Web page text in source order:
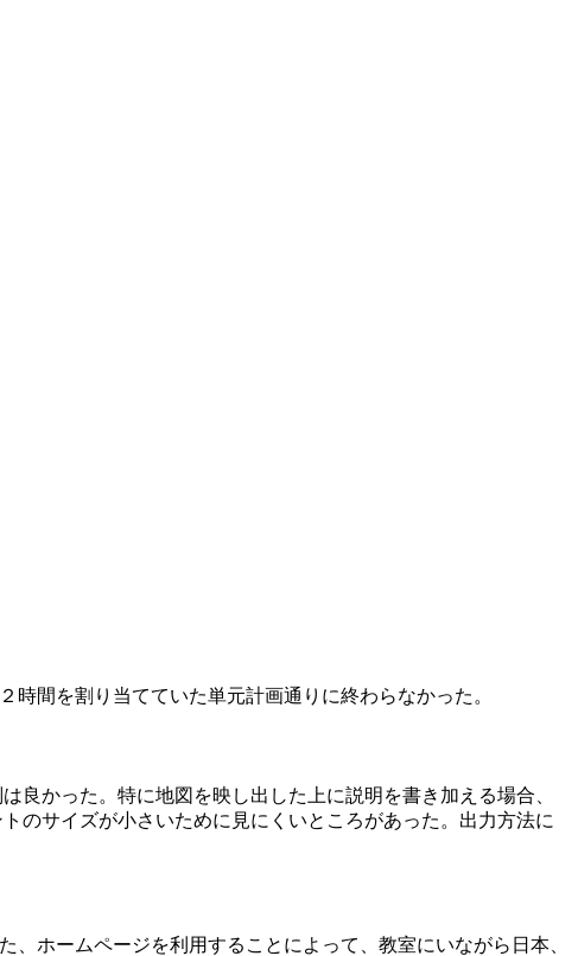
間を割り当てていた単元計画通りに終わらなかった。
かった。特に地図を映し出した上に説明を書き加える場合、
のサイズが小さいために見にくいところがあった。出力方法に
ホームページを利用することによって、教室にいながら日本、